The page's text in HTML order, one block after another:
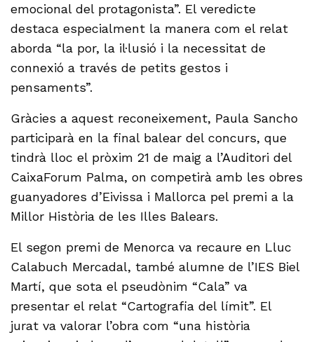
emocional del protagonista”. El veredicte
destaca especialment la manera com el relat
aborda “la por, la il·lusió i la necessitat de
connexió a través de petits gestos i
pensaments”.
Gràcies a aquest reconeixement, Paula Sancho
participarà en la final balear del concurs, que
tindrà lloc el pròxim 21 de maig a l’Auditori del
CaixaForum Palma, on competirà amb les obres
guanyadores d’Eivissa i Mallorca pel premi a la
Millor Història de les Illes Balears.
El segon premi de Menorca va recaure en Lluc
Calabuch Mercadal, també alumne de l’IES Biel
Martí, que sota el pseudònim “Cala” va
presentar el relat “Cartografia del límit”. El
jurat va valorar l’obra com “una història